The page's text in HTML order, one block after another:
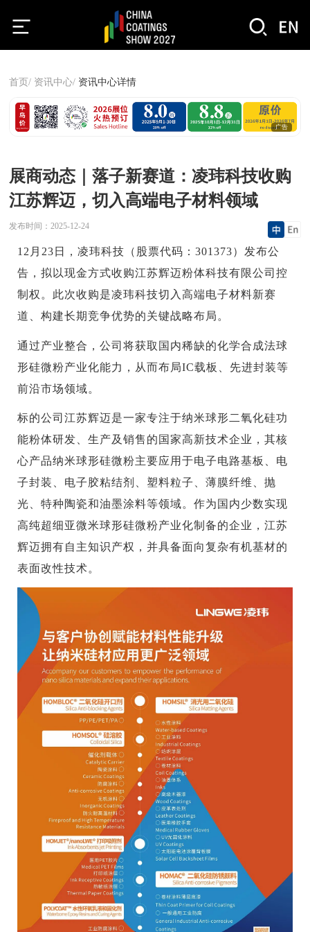
首页/ 资讯中心/ 资讯中心详情
广告
展商动态｜落子新赛道：凌玮科技收购
江苏辉迈，切入高端电子材料领域
发布时间： 2025-12-24
12月23日，凌玮科技（股票代码：301373）发布公
告，拟以现金方式收购江苏辉迈粉体科技有限公司控
制权。此次收购是凌玮科技切入高端电子材料新赛
道、构建长期竞争优势的关键战略布局。
通过产业整合，公司将获取国内稀缺的化学合成法球
形硅微粉产业化能力，从而布局IC载板、先进封装等
前沿市场领域。
标的公司江苏辉迈是一家专注于纳米球形二氧化硅功
能粉体研发、生产及销售的国家高新技术企业，其核
心产品纳米球形硅微粉主要应用于电子电路基板、电
子封装、电子胶粘结剂、塑料粒子、薄膜纤维、抛
光、特种陶瓷和油墨涂料等领域。作为国内少数实现
高纯超细亚微米球形硅微粉产业化制备的企业，江苏
辉迈拥有自主知识产权，并具备面向复杂有机基材的
表面改性技术。